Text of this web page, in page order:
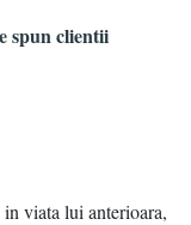
spun clientii
viata lui anterioara,